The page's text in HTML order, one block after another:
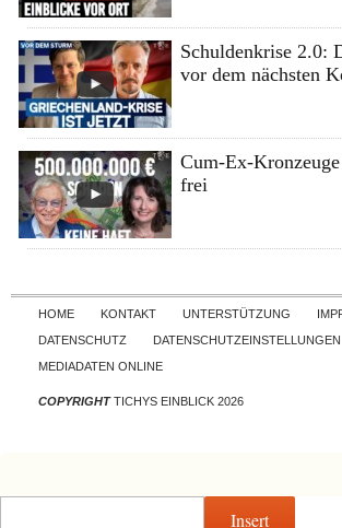
Schuldenkrise 2.0:
vor dem nächsten
Cum-Ex-
frei
Skip to content
HOME KONTAKT UNTERSTÜTZUNG
DATENSCHUTZ
DATENSCHUTZEINSTELLUNGEN
MEDIADATEN ONLINE
COPYRIGHTTICHYS EINBLICK 2026
Insert